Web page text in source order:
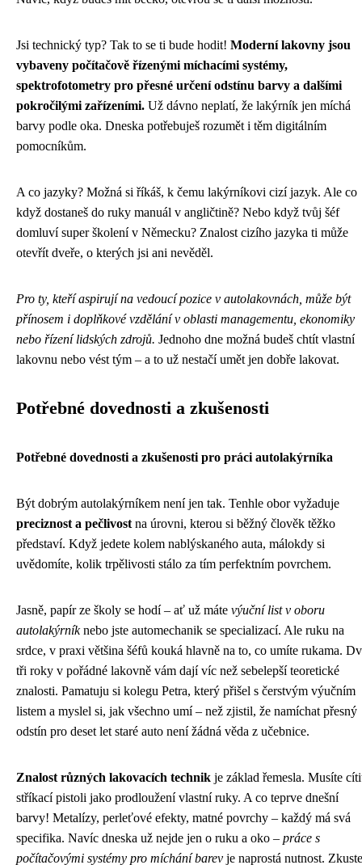
Jsi technický typ? Tak to se ti bude hodit! Moderní lakovny jsou
vybaveny počítačově řízenými míchacími systémy,
spektrofotometry pro přesné určení odstínu barvy a dalšími
pokročilými zařízeními. Už dávno neplatí, že lakýrník jen míchá
barvy podle oka. Dneska potřebuješ rozumět i těm digitálním
pomocníkům.
A co jazyky? Možná si říkáš, k čemu lakýrníkovi cizí jazyk. Ale co
když dostaneš do ruky manuál v angličtině? Nebo když tvůj šéf
domluví super školení v Německu? Znalost cizího jazyka ti může
otevřít dveře, o kterých jsi ani nevěděl.
Pro ty, kteří aspirují na vedoucí pozice v autolakovnách, může být
přínosem i doplňkové vzdělání v oblasti managementu, ekonomiky
nebo řízení lidských zdrojů. Jednoho dne možná budeš chtít vlastní
lakovnu nebo vést tým – a to už nestačí umět jen dobře lakovat.
Potřebné dovednosti a zkušenosti
Potřebné dovednosti a zkušenosti pro práci autolakýrníka
Být dobrým autolakýrníkem není jen tak. Tenhle obor vyžaduje
preciznost a pečlivost na úrovni, kterou si běžný člověk těžko
představí. Když jedete kolem nablýskaného auta, málokdy si
uvědomíte, kolik trpělivosti stálo za tím perfektním povrchem.
Jasně, papír ze školy se hodí – ať už máte výuční list v oboru
autolakýrníknebo jste automechanik se specializací. Ale ruku na
srdce, v praxi většina šéfů kouká hlavně na to, co umíte rukama.
tři roky v pořádné lakovně vám dají víc než sebelepší teoretické
znalosti. Pamatuju si kolegu Petra, který přišel s čerstvým výučním
listem a myslel si, jak všechno umí – než zjistil, že namíchat přesný
odstín pro deset let staré auto není žádná věda z učebnice.
Znalost různých lakovacích technik je základ řemesla. Musíte
stříkací pistoli jako prodloužení vlastní ruky. A co teprve dnešní
barvy! Metalízy, perleťové efekty, matné povrchy – každý má svá
specifika. Navíc dneska už nejde jen o ruku a oko – práce s
počítačovými systémy pro míchání barev je naprostá nutnost. Zkuste